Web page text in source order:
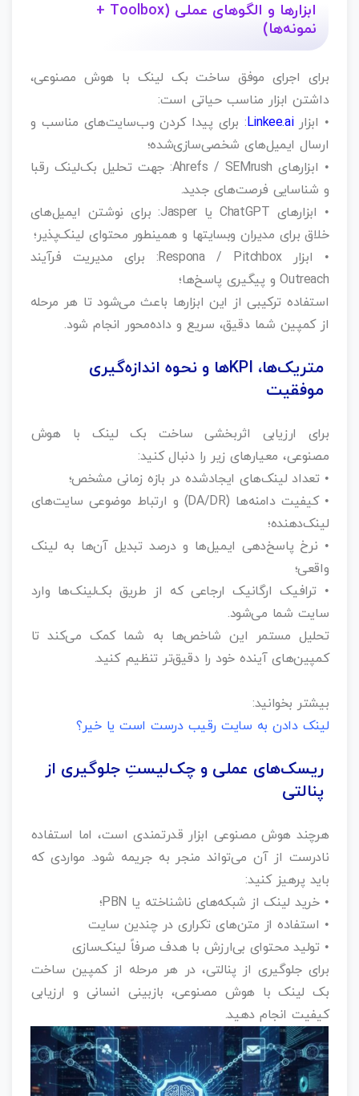
ابزارها و الگوهای عملی (Toolbox +
نمونه‌ها)
برای اجرای موفق ساخت بک‌ لینک با هوش مصنوعی،
داشتن ابزار مناسب حیاتی است:
• ابزارLinkee.ai: برای پیدا کردن وب‌سایت‌های مناسب و
ارسال ایمیل‌های شخصی‌سازی‌شده؛
• ابزارهای Ahrefs / SEMrush: جهت تحلیل بک‌لینک رقبا
و شناسایی فرصت‌های جدید.
• ابزارهای ChatGPT یا Jasper: برای نوشتن ایمیل‌های
خلاق برای مدیران وبسایتها و همینطور محتوای لینک‌پذیر؛
• ابزار Respona / Pitchbox: برای مدیریت فرآیند
Outreach و پیگیری پاسخ‌ها؛
استفاده ترکیبی از این ابزارها باعث می‌شود تا هر مرحله
از کمپین شما دقیق، سریع و داده‌محور انجام شود.
متریک‌ها، KPIها و نحوه اندازه‌گیری
موفقیت
برای ارزیابی اثربخشی ساخت بک‌ لینک با هوش
مصنوعی، معیارهای زیر را دنبال کنید:
• تعداد لینک‌های ایجادشده در بازه زمانی مشخص؛
• کیفیت دامنه‌ها (DA/DR) و ارتباط موضوعی سایت‌های
لینک‌دهنده؛
• نرخ پاسخ‌دهی ایمیل‌ها و درصد تبدیل آن‌ها به لینک
واقعی؛
• ترافیک ارگانیک ارجاعی که از طریق بک‌لینک‌ها وارد
سایت شما می‌شود.
تحلیل مستمر این شاخص‌ها به شما کمک می‌کند تا
کمپین‌های آینده خود را دقیق‌تر تنظیم کنید.
بیشتر بخوانید:
لینک دادن به سایت رقیب درست است یا خیر؟
ریسک‌های عملی و چک‌لیستِ جلوگیری از
پنالتی
هرچند هوش مصنوعی ابزار قدرتمندی است، اما استفاده
نادرست از آن می‌تواند منجر به جریمه شود. مواردی که
باید پرهیز کنید:
• خرید لینک از شبکه‌های ناشناخته یا PBN؛
• استفاده از متن‌های تکراری در چندین سایت
• تولید محتوای بی‌ارزش با هدف صرفاً لینک‌سازی
برای جلوگیری از پنالتی، در هر مرحله از کمپین ساخت
بک‌ لینک با هوش مصنوعی، بازبینی انسانی و ارزیابی
کیفیت انجام دهید.